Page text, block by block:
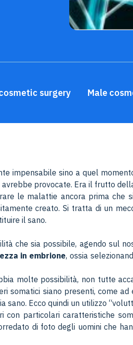
surgery Male
impensabile sino a quel
provocate. Era il frutto
le malattie ancora prima che
creato. Si tratta di un
il sano.
che sia possibile, agendo sul
in embrione, ossia
molte possibilità, non tutte
somatici siano presenti, come
sano. Ecco quindi un utilizzo
particolari caratteristiche
di foto degli uomini che